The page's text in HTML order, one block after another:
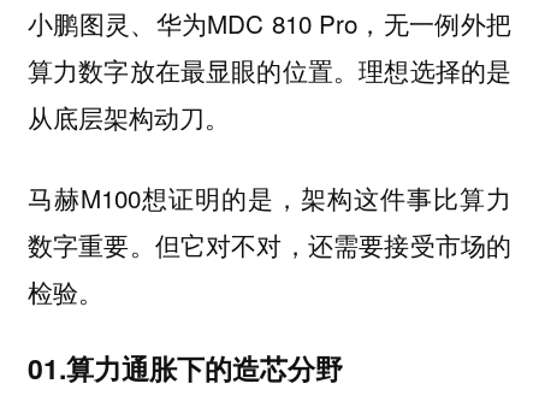
小鹏图灵、华为MDC 810 Pro，无一例外把
算力数字放在最显眼的位置。理想选择的是
从底层架构动刀。
马赫M100想证明的是，架构这件事比算力
数字重要。但它对不对，还需要接受市场的
检验。
01.算力通胀下的造芯分野